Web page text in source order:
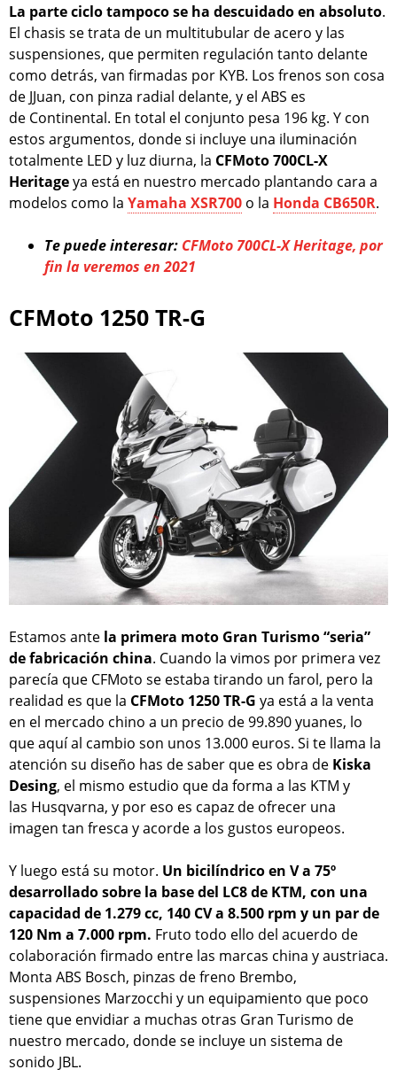
La parte ciclo tampoco se ha descuidado en absoluto.
El chasis se trata de un multitubular de acero y las
suspensiones, que permiten regulación tanto delante
como detrás, van firmadas por KYB. Los frenos son cosa
de JJuan, con pinza radial delante, y el ABS es
de Continental. En total el conjunto pesa 196 kg. Y con
estos argumentos, donde si incluye una iluminación
totalmente LED y luz diurna, la CFMoto 700CL-X
Heritageya está en nuestro mercado plantando cara a
modelos como la Yamaha XSR700 o la Honda CB650R.
Te puede interesar: CFMoto 700CL-X Heritage, por
fin la veremos en 2021
CFMoto 1250 TR-G
Estamos ante la primera moto Gran Turismo “seria”
de fabricación china. Cuando la vimos por primera vez
parecía que CFMoto se estaba tirando un farol, pero la
realidad es que la CFMoto 1250 TR-G ya está a la venta
en el mercado chino a un precio de 99.890 yuanes, lo
que aquí al cambio son unos 13.000 euros. Si te llama la
atención su diseño has de saber que es obra de Kiska
Desing, el mismo estudio que da forma a las KTM y
las Husqvarna, y por eso es capaz de ofrecer una
imagen tan fresca y acorde a los gustos europeos.
Y luego está su motor. Un bicilíndrico en V a 75º
desarrollado sobre la base del LC8 de KTM, con una
capacidad de 1.279 cc, 140 CV a 8.500 rpm y un par de
120 Nm a 7.000 rpm. Fruto todo ello del acuerdo de
colaboración firmado entre las marcas china y austriaca.
Monta ABS Bosch, pinzas de freno Brembo,
suspensiones Marzocchi y un equipamiento que poco
tiene que envidiar a muchas otras Gran Turismo de
nuestro mercado, donde se incluye un sistema de
sonido JBL.